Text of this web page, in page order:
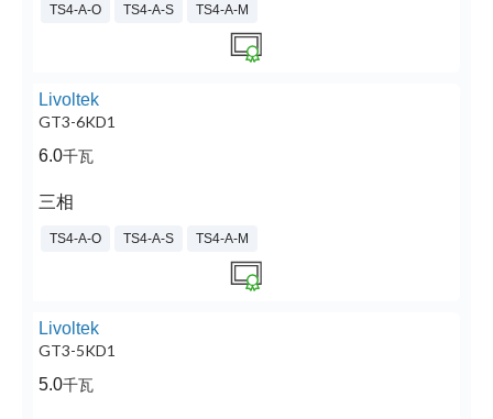
TS4-A-O TS4-A-S TS4-A-M
Livoltek
GT3-6KD1
6.0千瓦
三相
TS4-A-O TS4-A-S TS4-A-M
Livoltek
GT3-5KD1
5.0千瓦